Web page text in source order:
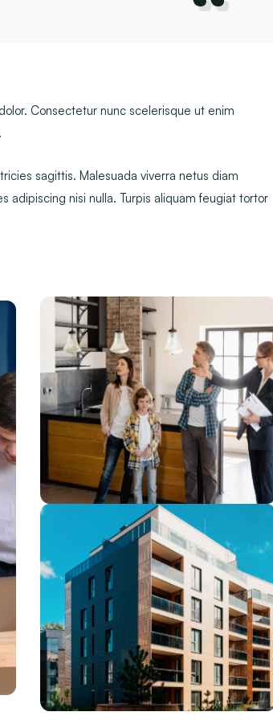
Consectetur nunc scelerisque ut enim
sagittis. Malesuada viverra netus diam
adipiscing nisi nulla. Turpis aliquam feugiat tortor